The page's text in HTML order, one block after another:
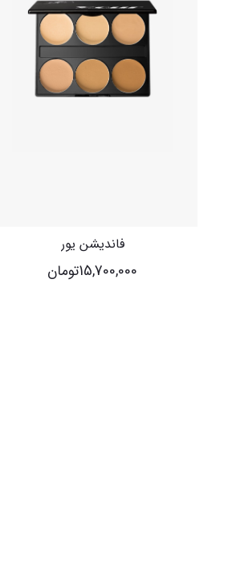
فاندیشن یور
15,700,000تومان